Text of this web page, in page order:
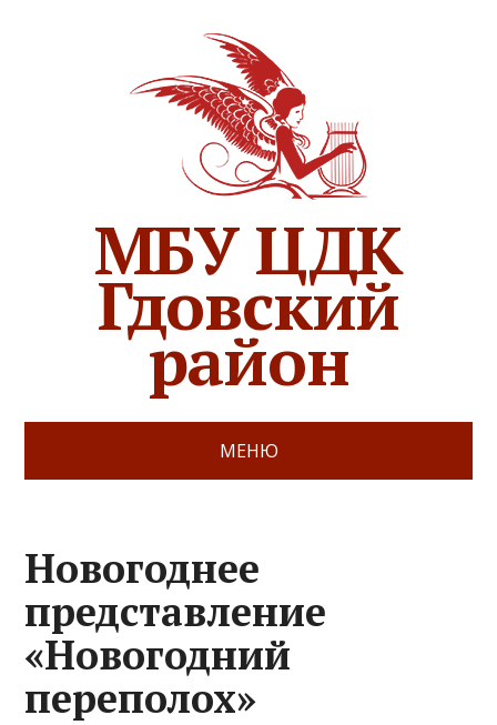
МБУ ЦДК
Гдовский
район
МЕНЮ
Новогоднее
представление
«Новогодний
переполох»